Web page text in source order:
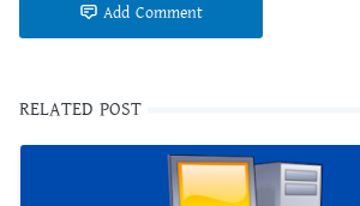
Add Comment
RELATED POST